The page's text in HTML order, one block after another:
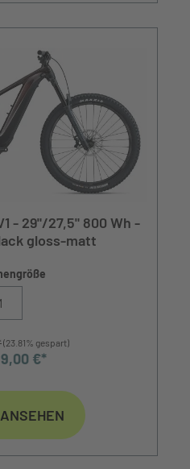
- 29"/27,5" 800 Wh -
gloss-matt
(23.81% gespart)
€*